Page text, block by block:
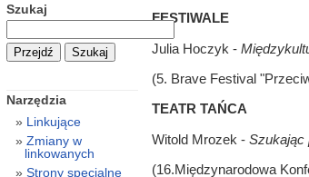
FESTIWALE
Julia Hoczyk -
(5. Brave Festival
TEATR TAŃCA
Witold Mrozek - Szukając
(16.Międzynarodowa
Szukaj
Narzędzia
Linkujące
Zmiany w
linkowanych
Strony specjalne